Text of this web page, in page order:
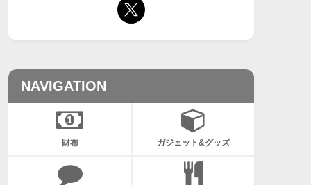
NAVIGATION
財布 ガジェット&グッズ